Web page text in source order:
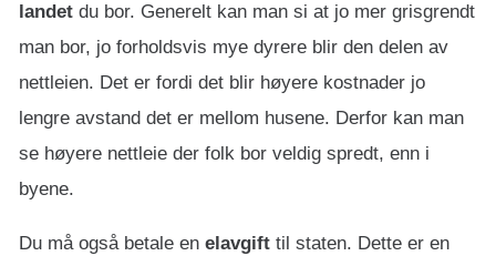
landet du bor. Generelt kan man si at jo mer grisgrendt
man bor, jo forholdsvis mye dyrere blir den delen av
nettleien. Det er fordi det blir høyere kostnader jo
lengre avstand det er mellom husene. Derfor kan man
se høyere nettleie der folk bor veldig spredt, enn i
byene.
Du må også betale en elavgift til staten. Dette er en